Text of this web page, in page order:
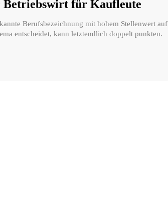
für Kaufleute
Berufsbezeichnung mit hohem Stellenwert auf
entscheidet, kann letztendlich doppelt punkten.